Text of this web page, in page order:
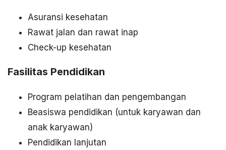
Asuransi kesehatan
Rawat jalan dan rawat inap
Check-up kesehatan
Fasilitas Pendidikan
Program pelatihan dan pengembangan
Beasiswa pendidikan (untuk karyawan dan
anak karyawan)
Pendidikan lanjutan